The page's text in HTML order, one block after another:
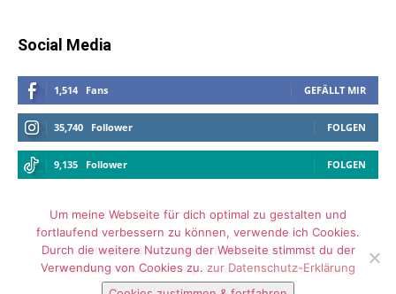
Social Media
1,514 Fans GEFÄLLT MIR
35,740 Follower FOLGEN
9,135 Follower FOLGEN
Impressum Datenschutz
Archiv
Media Kit – Influencer Kooperation
Kontaktformular
Um meine Webseite für dich optimal zu gestalten und
fortlaufend verbessern zu können, verwende ich Cookies.
Durch die weitere Nutzung der Webseite stimmst du der
Verwendung von Cookies zu. zur Datenschutz-Erklärung